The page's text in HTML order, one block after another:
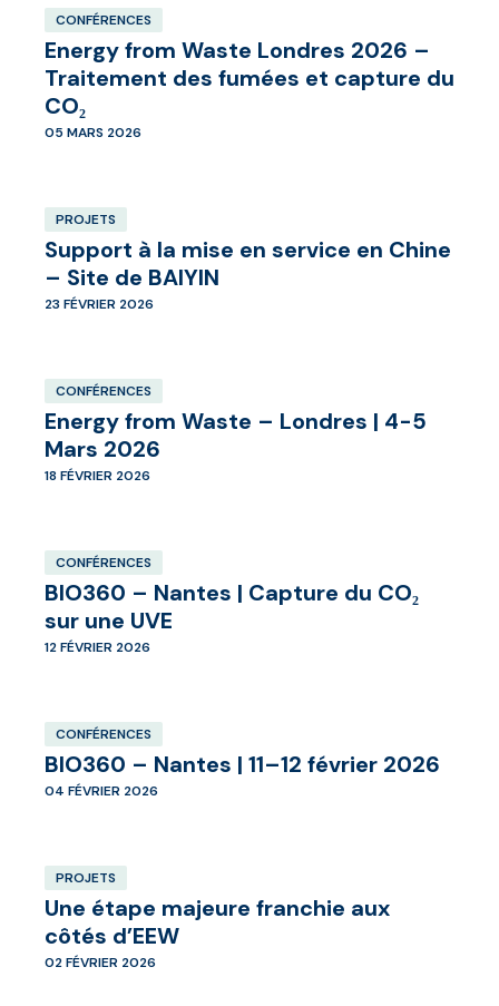
CONFÉRENCES
Energy from Waste Londres 2026 –
Traitement des fumées et capture du
CO₂
05 MARS 2026
PROJETS
Support à la mise en service en Chine
– Site de BAIYIN
23 FÉVRIER 2026
CONFÉRENCES
Energy from Waste – Londres | 4-5
Mars 2026
18 FÉVRIER 2026
CONFÉRENCES
BIO360 – Nantes | Capture du CO₂
sur une UVE
12 FÉVRIER 2026
CONFÉRENCES
BIO360 – Nantes | 11–12 février 2026
04 FÉVRIER 2026
PROJETS
Une étape majeure franchie aux
côtés d’EEW
02 FÉVRIER 2026